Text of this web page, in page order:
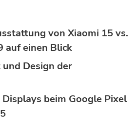
von Xiaomi 15 vs.
auf einen Blick
Design der
beim Google Pixel